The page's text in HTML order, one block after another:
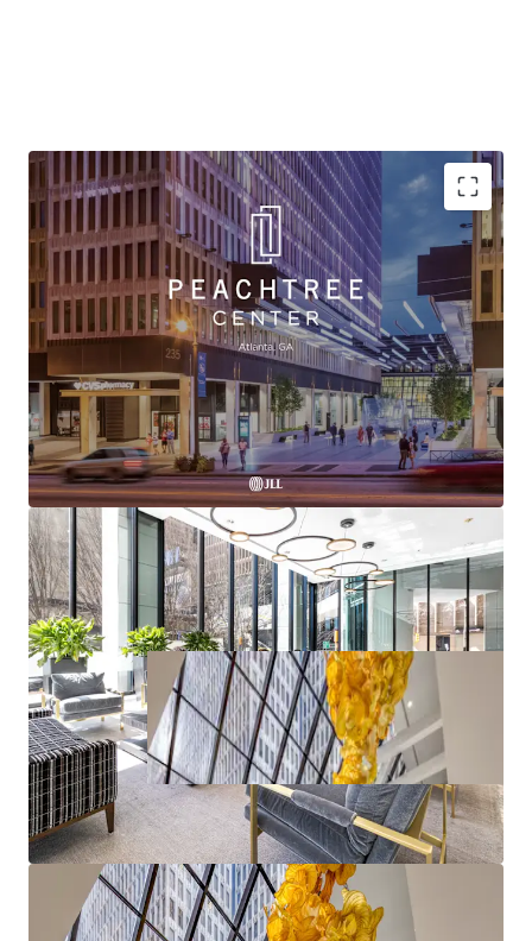
Atlanta REO Asset - Urban Infill Project at a Highly
Attractive Basis
Vibrant & Connected Mixed-Use Project
Unmatched Business Plan Optionality
Significant Value Creation Potential
History of Sticky Tenancy